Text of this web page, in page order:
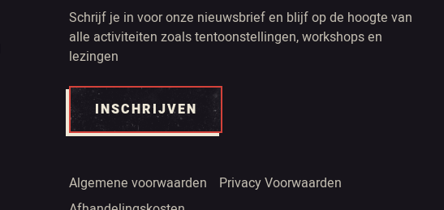
Schrijf je in voor onze nieuwsbrief en blijf op de hoogte van
alle activiteiten zoals tentoonstellingen, workshops en
lezingen
INSCHRIJVEN
Algemene voorwaarden
Privacy Voorwaarden